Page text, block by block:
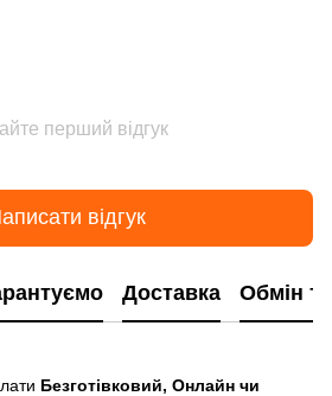
перший відгук
відгук
Доставка Обмін
Безготівковий, Онлайн чи